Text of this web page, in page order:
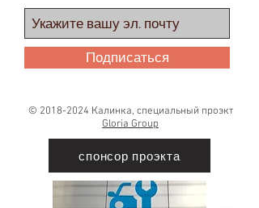
Подписаться
© 2018-2024 Калинка, специальный проэкт
Gloria Group
спонсор проэкта